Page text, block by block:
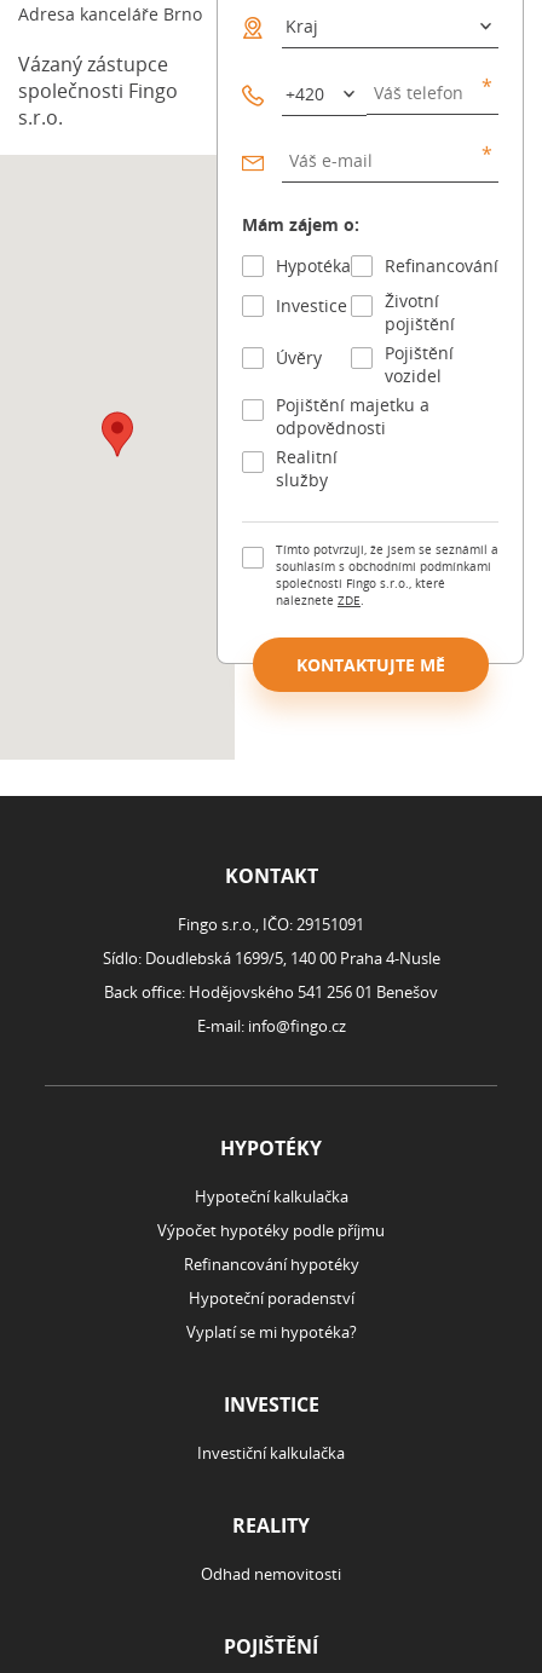
peníze. Fotíte domy pro realitku? Točíte svatby? Děláte
firemní […] Článek Dron s kamerou: Kdy vás zachrání
pojistka a co v práci raději nezkoušet? se nejdříve
objevil na Blog FinGO.cz.
Adresa kanceláře Brno
Vázaný zástupce
společnosti Fingo
s.r.o.
Mám zájem o:
Hypotéka
Refinancování
Investice
Životní
pojištění
Úvěry
Pojištění
vozidel
Pojištění majetku a
odpovědnosti
Realitní
služby
Tímto potvrzuji, že jsem se seznámil a
souhlasím s obchodními podmínkami
společnosti Fingo s.r.o., které
naleznete ZDE.
KONTAKTUJTE MĚ
KONTAKT
Fingo s.r.o., IČO: 29151091
Sídlo: Doudlebská 1699/5, 140 00 Praha 4-Nusle
Back office: Hodějovského 541 256 01 Benešov
E-mail: info@fingo.cz
HYPOTÉKY
Hypoteční kalkulačka
Výpočet hypotéky podle příjmu
Refinancování hypotéky
Hypoteční poradenství
Vyplatí se mi hypotéka?
INVESTICE
Investiční kalkulačka
REALITY
Odhad nemovitosti
POJIŠTĚNÍ